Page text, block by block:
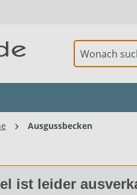
Ausgussbecken
ist leider